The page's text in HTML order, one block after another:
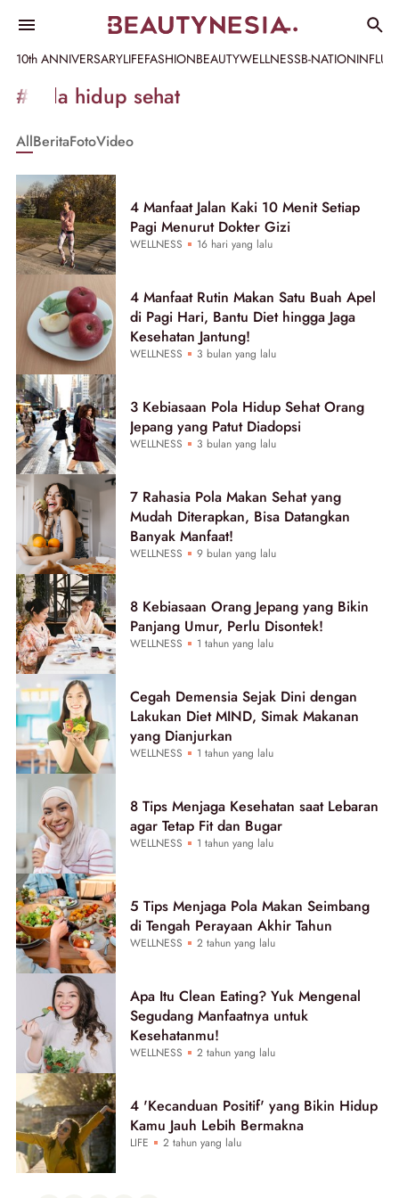
10th ANNIVERSARYLIFEFASHIONBEAUTYWELLNESSB-NATION
Informasi
[GET_DATA_TITLE]
Beautynesia
#pola hidup sehat
AllBeritaFotoVideo
4 Manfaat Jalan Kaki 10 Menit Setiap
Pagi Menurut Dokter Gizi
WELLNESS 16 hari yang lalu
4 Manfaat Rutin Makan Satu Buah Apel
di Pagi Hari, Bantu Diet hingga Jaga
Kesehatan Jantung!
WELLNESS 3 bulan yang lalu
3 Kebiasaan Pola Hidup Sehat Orang
Jepang yang Patut Diadopsi
WELLNESS 3 bulan yang lalu
7 Rahasia Pola Makan Sehat yang
Mudah Diterapkan, Bisa Datangkan
Banyak Manfaat!
WELLNESS 9 bulan yang lalu
8 Kebiasaan Orang Jepang yang Bikin
Panjang Umur, Perlu Disontek!
WELLNESS 1 tahun yang lalu
Cegah Demensia Sejak Dini dengan
Lakukan Diet MIND, Simak Makanan
yang Dianjurkan
WELLNESS 1 tahun yang lalu
8 Tips Menjaga Kesehatan saat Lebaran
agar Tetap Fit dan Bugar
WELLNESS 1 tahun yang lalu
5 Tips Menjaga Pola Makan Seimbang
di Tengah Perayaan Akhir Tahun
WELLNESS 2 tahun yang lalu
Apa Itu Clean Eating? Yuk Mengenal
Segudang Manfaatnya untuk
Kesehatanmu!
WELLNESS 2 tahun yang lalu
4 'Kecanduan Positif' yang Bikin Hidup
Kamu Jauh Lebih Bermakna
LIFE 2 tahun yang lalu